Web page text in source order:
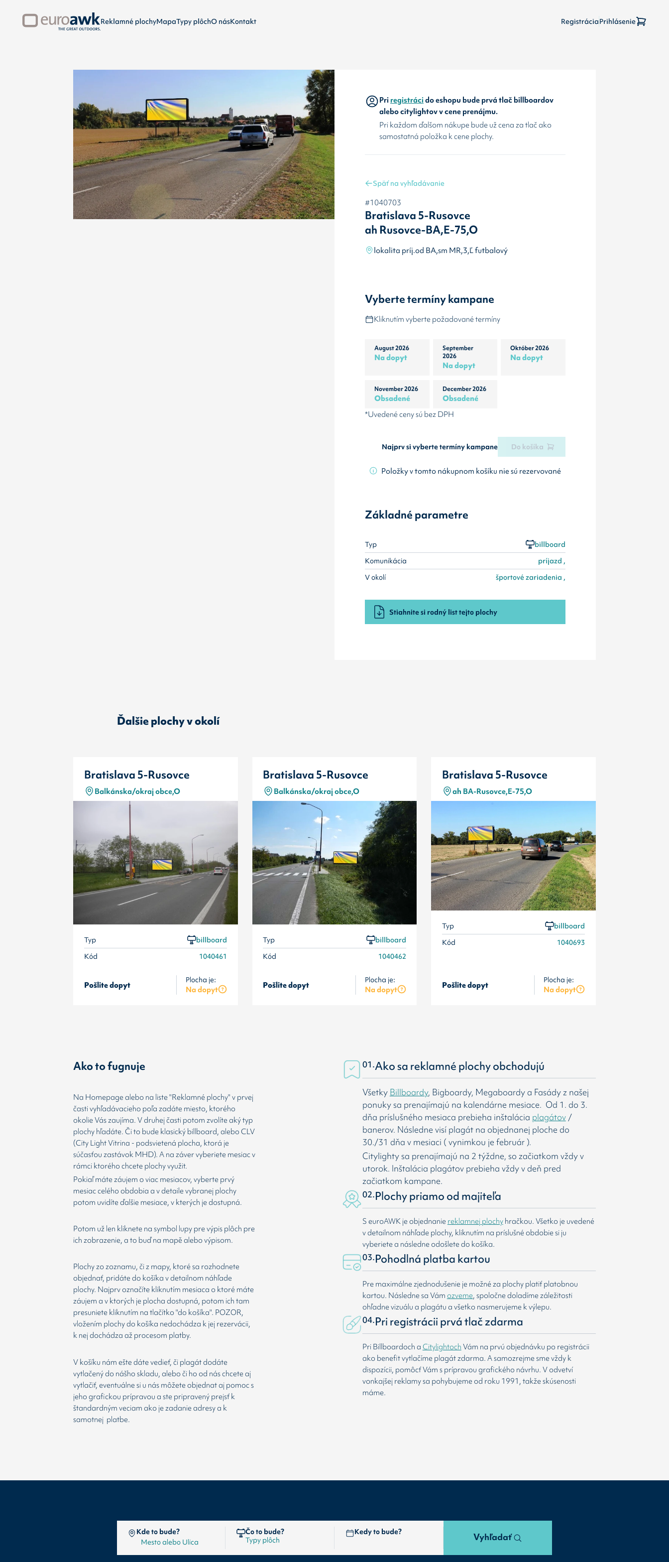
Reklamné plochyMapaTypy plôchO násKontakt RegistráciaPrihlásenie
Priregistrácido eshopu bude prvá tlač billboardov
alebo citylightov v cene prenájmu.
Pri každom ďalšom nákupe bude už cena za tlač ako
samostatná položka k cene plochy.
Späť na vyhľadávanie
#1040703
Bratislava 5-Rusovce
ah Rusovce-BA,E-75,O
lokalita príj.od BA,sm MR,3,Ľ futbalový
Vyberte termíny kampane
Kliknutím vyberte požadované termíny
August 2026
Na dopyt
September
2026
Na dopyt
Október 2026
Na dopyt
November 2026
Obsadené
December 2026
Obsadené
*Uvedené ceny sú bez DPH
Najprv si vyberte termíny kampane Do košíka
Položky v tomto nákupnom košíku nie sú rezervované
Základné parametre
Typ
billboard
Komunikácia
príjazd ,
V okolí
športové zariadenia ,
Stiahnite si rodný list tejto plochy
Ďalšie plochy v okolí
Bratislava 5-Rusovce
Balkánska/okraj obce,O
Typ
billboard
Kód
1040461
Pošlite dopyt Plocha je:
Na dopyt
Bratislava 5-Rusovce
Balkánska/okraj obce,O
Typ
billboard
Kód
1040462
Pošlite dopyt Plocha je:
Na dopyt
Bratislava 5-Rusovce
ah BA-Rusovce,E-75,O
Typ
billboard
Kód
1040693
Pošlite dopyt Plocha je:
Na dopyt
Ako to fugnuje
Na Homepage alebo na liste "Reklamné plochy" v prvej
časti vyhľadávacieho poľa zadáte miesto, ktorého
okolie Vás zaujíma. V druhej časti potom zvolíte aký typ
plochy hľadáte. Či to bude klasický billboard, alebo CLV
(City Light Vitrina - podsvietená plocha, ktorá je
súčasťou zastávok MHD). A na záver vyberiete mesiac v
rámci ktorého chcete plochy využit.
Pokiaľ máte záujem o viac mesiacov, vyberte prvý
mesiac celého obdobia a v detaile vybranej plochy
potom uvidíte ďalšie mesiace, v kterých je dostupná.
Potom už len kliknete na symbol lupy pre výpis plôch pre
ich zobrazenie, a to buď na mapě alebo výpisom.
Plochy zo zoznamu, či z mapy, ktoré sa rozhodnete
objednať, pridáte do košíka v detailnom náhľade
plochy. Najprv označíte kliknutím mesiaca o ktoré máte
záujem a v ktorých je plocha dostupná, potom ich tam
presuniete kliknutím na tlačítko "do košíka". POZOR,
vložením plochy do košíka nedochádza k jej rezervácii,
k nej dochádza až procesom platby.
V košíku nám ešte dáte vedieť, či plagát dodáte
vytlačený do nášho skladu, alebo či ho od nás chcete aj
vytlačiť, eventuálne si u nás môžete objednat aj pomoc s
jeho grafickou prípravou a ste pripravený prejsť k
štandardným veciam ako je zadanie adresy a k
samotnej platbe.
01.Ako sa reklamné plochy obchodujú
Všetky Billboardy, Bigboardy, Megaboardy a Fasády z našej
ponuky sa prenajímajú na kalendárne mesiace. Od 1. do 3.
dňa príslušného mesiaca prebieha inštalácia plagátov/
banerov. Následne visí plagát na objednanej ploche do
30./31 dňa v mesiaci ( vynimkou je február ).
Citylighty sa prenajímajú na 2 týždne, so začiatkom vždy v
utorok. Inštalácia plagátov prebieha vždy v deň pred
začiatkom kampane.
02.Plochy priamo od majiteľa
S euroAWK je objednanie reklamnej plochyhračkou. Všetko je uvedené
v detailnom náhľade plochy, kliknutím na príslušné obdobie si ju
vyberiete a následne odošlete do košíka.
03.Pohodlná platba kartou
Pre maximálne zjednodušenie je možné za plochy platiť platobnou
kartou. Následne sa Vámozveme, spoločne doladíme záležitosti
ohľadne vizuálu a plagátu a všetko nasmerujeme k výlepu.
04.Pri registrácii prvá tlač zdarma
Pri Billboardoch aCitylightochVám na prvú objednávku po registrácii
ako benefit vytlačíme plagát zdarma. A samozrejme sme vždy k
dispozícii, pomôcť Vám s prípravou grafického návrhu. V odvetví
vonkajšej reklamy sa pohybujeme od roku 1991, takže skúsenosti
máme.
Kde to bude? Čo to bude? Kedy to bude? Vyhľadať